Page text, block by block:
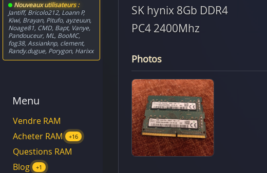
SK hynix 8Gb DDR4
PC4 2400Mhz
Photos
Nouveaux utilisateurs :
Jantiff, Bricolo212, Loann P,
Kiwi, Brayan, Pitufo, ayzeuun,
Noage81, CMD, Bapt, Vanye,
Pandouceur, ML, BooMC,
fog38, Assianknp, clement,
Randy.dugue, Porygon, Harixx
Menu
Vendre RAM
Acheter RAM
+16
Questions RAM
Blog
+1